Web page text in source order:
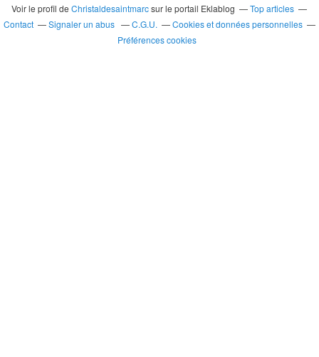
Voir le profil deChristaldesaintmarcsur le portail Eklablog
Top articles
Contact
Signaler un abus C.G.U.
Cookies et données personnelles
Préférences cookies